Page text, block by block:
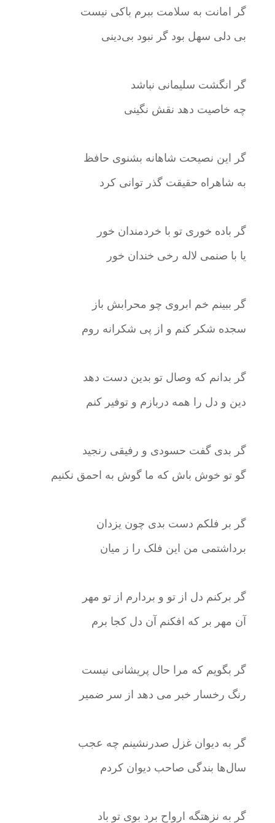
گر امانت به سلامت ببرم باکی نیست
بی دلی سهل بود گر نبود بی‌دینی
گر انگشت سلیمانی نباشد
چه خاصیت دهد نقش نگینی
گر این نصیحت شاهانه بشنوی حافظ
به شاهراه حقیقت گذر توانی کرد
گر باده خوری تو با خردمندان خور
یا با صنمی لاله رخی خندان خور
گر ببینم خم ابروی چو محرابش باز
سجده شکر کنم و از پی شکرانه روم
گر بدانم که وصال تو بدین دست دهد
دین و دل را همه دربازم و توفیر کنم
گر بدی گفت حسودی و رفیقی رنجید
گو تو خوش باش که ما گوش به احمق نکنیم
گر بر فلکم دست بدی چون یزدان
برداشتمی من این فلک را ز میان
گر برکنم دل از تو و بردارم از تو مهر
آن مهر بر که افکنم آن دل کجا برم
گر بگویم که مرا حال پریشانی نیست
رنگ رخسار خبر می دهد از سر ضمیر
گر به دیوان غزل صدرنشینم چه عجب
سال‌ها بندگی صاحب دیوان کردم
گر به نزهتگه ارواح برد بوی تو باد